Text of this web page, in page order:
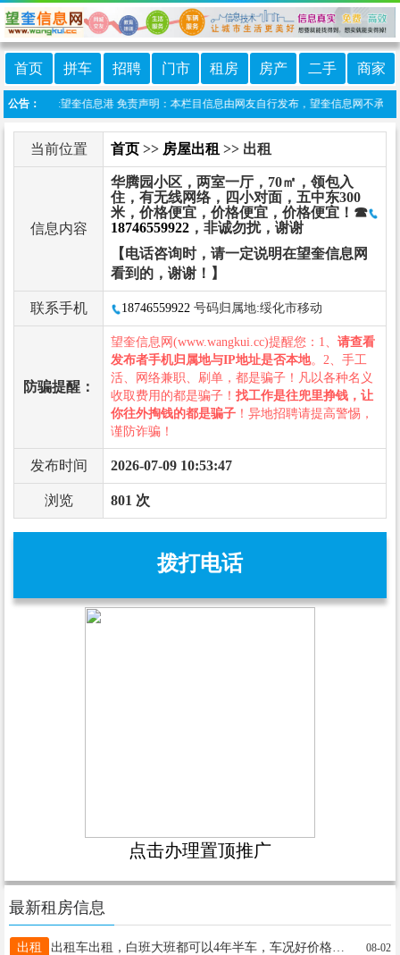
首页 拼车 招聘 门市 租房 房产 二手 商家
公告：
信小程序:望奎信息港 免责声明：本栏目信息由网友自行发布，望奎信息网不承担
当前位置 首页 >> 房屋出租 >> 出租
信息内容
华腾园小区，两室一厅，70㎡，领包入
住，有无线网络，四小对面，五中东300
米，价格便宜，价格便宜，价格便宜！☎
18746559922 ，非诚勿扰，谢谢
【电话咨询时，请一定说明在望奎信息网
看到的，谢谢！】
联系手机 18746559922 号码归属地:绥化市移动
防骗提醒：
望奎信息网(www.wangkui.cc)提醒您：1、 请查看
发布者手机归属地与IP地址是否本地。2、手工
活、网络兼职、刷单，都是骗子！凡以各种名义
收取费用的都是骗子！ 找工作是往兜里挣钱，让
你往外掏钱的都是骗子 ！异地招聘请提高警惕，
谨防诈骗！
发布时间 2026-07-09 10:53:47
浏览 801 次
拨打电话
点击办理置顶推广
最新租房信息
出租 出租车出租，白班大班都可以4年半车，车况好价格低，15645535399 08-02